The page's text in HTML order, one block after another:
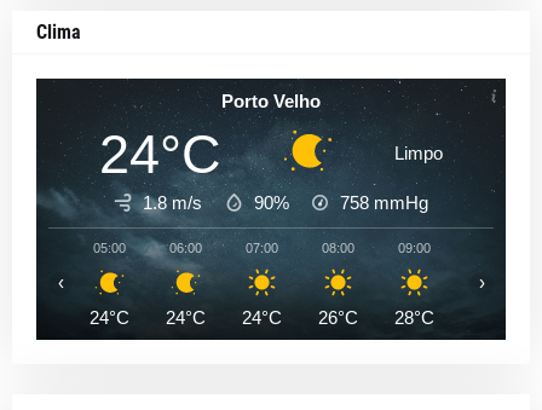
Clima
Porto Velho
24°C Limpo
1.8 m/s 90% 758 mmHg
05:00
24°C
06:00
24°C
07:00
24°C
08:00
26°C
09:00
28°C
‹ ›